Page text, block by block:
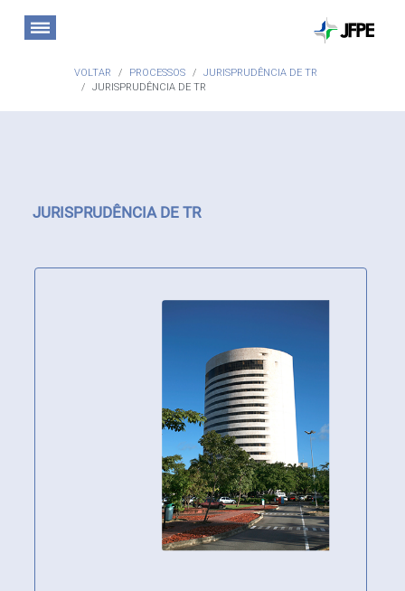
VOLTAR PROCESSOS
JURISPRUDÊNCIA DE TR
JURISPRUDÊNCIA DE TR
JURISPRUDÊNCIA DE TR